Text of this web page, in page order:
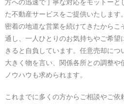
方への迅速で丁寧な対応をモットーと
た不動産サービスをご提供いたしま
密着の地道な営業を続けてきたから
通し、一人ひとりのお気持ちやご希望
きると自負しています。任意売却に
大きく物を言い、関係各所との調整
ノウハウも求められます。
これまでに多くの方からご相談やご